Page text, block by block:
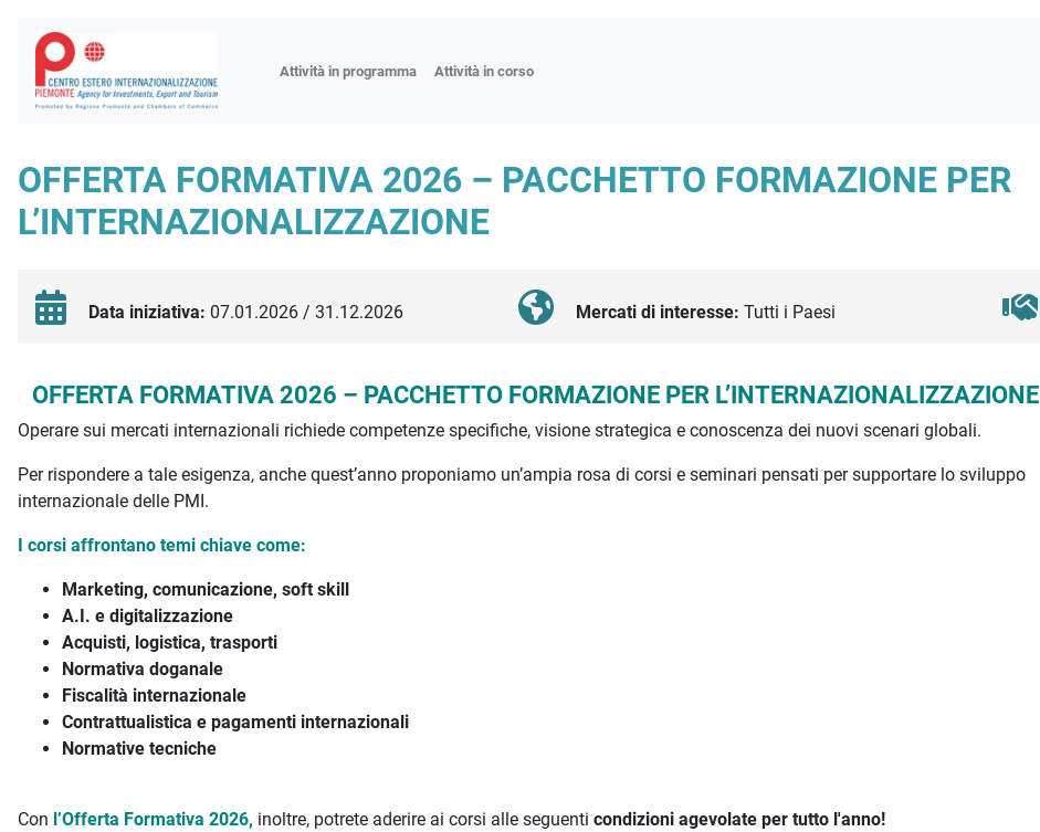
Attività in programma Attività in corso
Fiere
Workshop
Incontri di approfondimento
Focus settoriali
OFFERTA FORMATIVA 2026 – PACCHETTO FORMAZIONE PER
L’INTERNAZIONALIZZAZIONE
Data iniziativa: 07.01.2026 / 31.12.2026 Mercati di interesse: Tutti i Paesi
Descrizione iniziativa
OFFERTA FORMATIVA 2026 – PACCHETTO FORMAZIONE PER L’INTERNAZIONALIZZAZIONE
Operare sui mercati internazionali richiede competenze specifiche, visione strategica e conoscenza dei nuovi scenari globali.
Per rispondere a tale esigenza, anche quest’anno proponiamo un’ampia rosa di corsi e seminari pensati per supportare lo sviluppo
internazionale delle PMI.
I corsi affrontano temi chiave come:
Marketing, comunicazione, soft skill
A.I. e digitalizzazione
Acquisti, logistica, trasporti
Normativa doganale
Fiscalità internazionale
Contrattualistica e pagamenti internazionali
Normative tecniche
Con l’Offerta Formativa 2026, inoltre, potrete aderire ai corsi alle seguenti condizioni agevolate per tutto l'anno!